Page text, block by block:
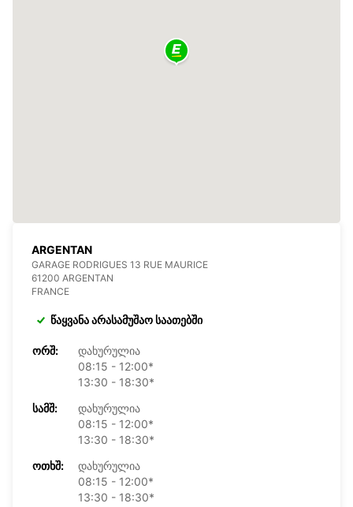
ARGENTAN
GARAGE RODRIGUES 13 RUE MAURICE
61200 ARGENTAN
FRANCE
წაყვანა არასამუშაო საათებში
ᲝᲠᲨ:
დახურულია
08:15 - 12:00*
13:30 - 18:30*
ᲡᲐᲛᲨ:
დახურულია
08:15 - 12:00*
13:30 - 18:30*
ᲝᲗᲮᲨ:
დახურულია
08:15 - 12:00*
13:30 - 18:30*